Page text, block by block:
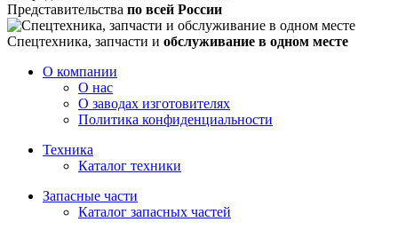
Представительства по всей России
Спецтехника, запчасти и обслуживание в одном месте
О компании
О нас
О заводах изготовителях
Политика конфиденциальности
Техника
Каталог техники
Запасные части
Каталог запасных частей